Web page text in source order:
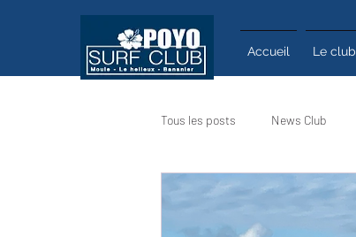
Accueil Le club
Tous les posts News Club
Calendrier Actualité